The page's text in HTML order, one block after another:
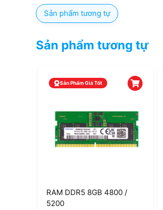
Sản phẩm tương tự
Sản phẩm tương tự
Sản Phẩm Giá Tốt
RAM DDR5 8GB 4800 /
5200